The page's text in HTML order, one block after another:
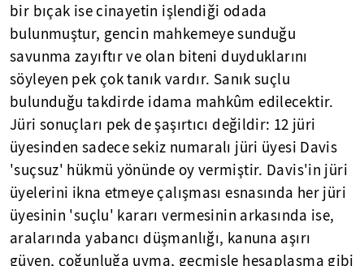
bir bıçak ise cinayetin işlendiği odada
bulunmuştur, gencin mahkemeye sunduğu
savunma zayıftır ve olan biteni duyduklarını
söyleyen pek çok tanık vardır. Sanık suçlu
bulunduğu takdirde idama mahkûm edilecektir.
Jüri sonuçları pek de şaşırtıcı değildir: 12 jüri
üyesinden sadece sekiz numaralı jüri üyesi Davis
'suçsuz' hükmü yönünde oy vermiştir. Davis'in jüri
üyelerini ikna etmeye çalışması esnasında her jüri
üyesinin 'suçlu' kararı vermesinin arkasında ise,
aralarında yabancı düşmanlığı, kanuna aşırı
güven, çoğunluğa uyma, geçmişle hesaplaşma gibi